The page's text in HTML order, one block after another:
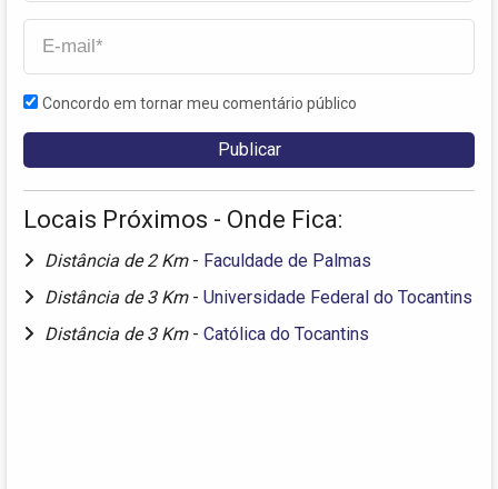
Concordo em tornar meu comentário público
Locais Próximos - Onde Fica:
Distância de 2 Km - Faculdade de Palmas
Distância de 3 Km - Universidade Federal do Tocantins
Distância de 3 Km - Católica do Tocantins